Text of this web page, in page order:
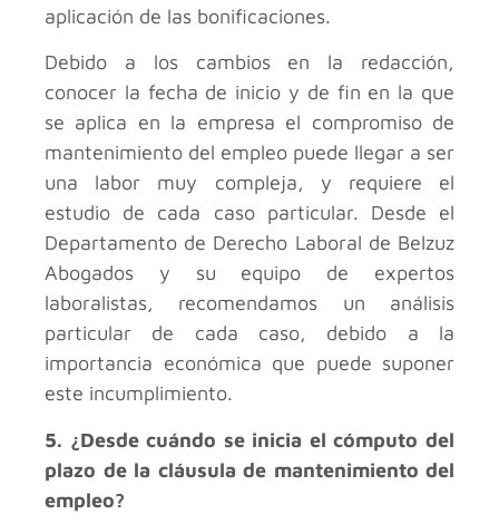
aplicación de las bonificaciones.
Debido a los cambios en la redacción,
conocer la fecha de inicio y de fin en la que
se aplica en la empresa el compromiso de
mantenimiento del empleo puede llegar a ser
una labor muy compleja, y requiere el
estudio de cada caso particular. Desde el
Departamento de Derecho Laboral de Belzuz
Abogados y su equipo de expertos
laboralistas, recomendamos un análisis
particular de cada caso, debido a la
importancia económica que puede suponer
este incumplimiento.
5. ¿Desde cuándo se inicia el cómputo del
plazo de la cláusula de mantenimiento del
empleo?